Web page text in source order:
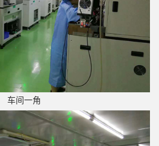
车间一角